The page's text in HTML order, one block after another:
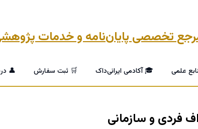
علمی 🎓 آکادمی ایرانی‌داک 🛒 ثبت سفارش 👤
فردی و سازمانی